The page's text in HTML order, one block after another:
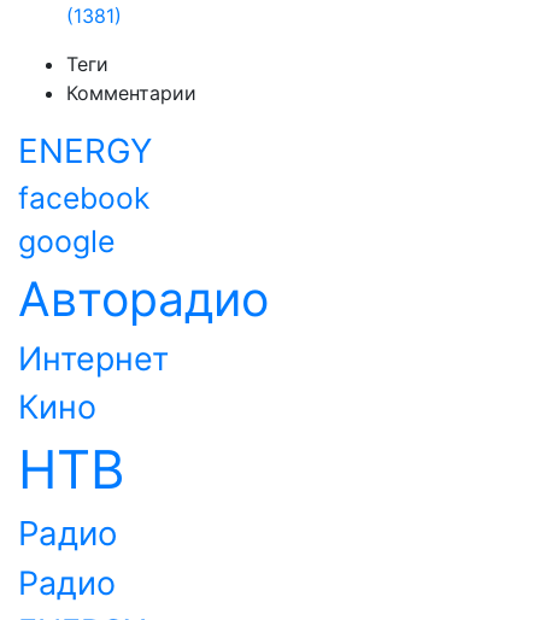
(1381)
Теги
Комментарии
ENERGY
facebook
google
Авторадио
Интернет
Кино
НТВ
Радио
Радио